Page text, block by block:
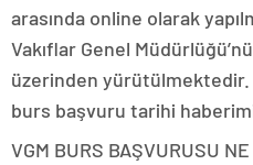
arasında online olarak
Vakıflar Genel
üzerinden yürütülmektedir.
burs başvuru tarihi
VGM BURS BAŞVURUSU